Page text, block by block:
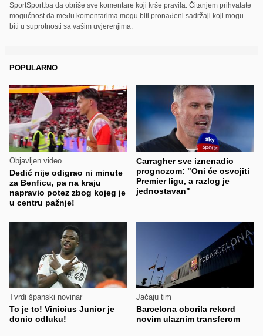
SportSport.ba da obriše sve komentare koji krše pravila. Čitanjem prihvatate
mogućnost da među komentarima mogu biti pronađeni sadržaji koji mogu
biti u suprotnosti sa vašim uvjerenjima.
POPULARNO
Objavljen video
Dedić nije odigrao ni minute
za Benficu, pa na kraju
napravio potez zbog kojeg je
u centru pažnje!
Carragher sve iznenadio
prognozom: "Oni će osvojiti
Premier ligu, a razlog je
jednostavan"
Tvrdi španski novinar
To je to! Vinicius Junior je
donio odluku!
Jačaju tim
Barcelona oborila rekord
novim ulaznim transferom